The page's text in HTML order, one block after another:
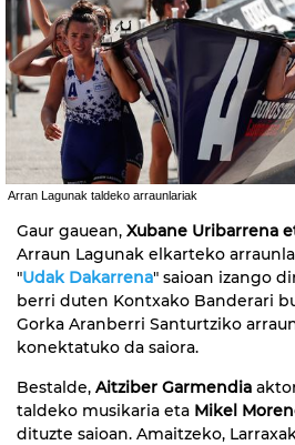
Arran Lagunak taldeko arraunlariak
Gaur gauean, Xubane Uribarrena
Arraun Lagunak elkarteko
"Udak Dakarrena" saioan izango
berri duten Kontxako Banderari
Gorka Aranberri Santurtziko
konektatuko da saiora.
Bestalde, Aitziber Garmendia
taldeko musikaria eta Mikel
dituzte saioan. Amaitzeko,